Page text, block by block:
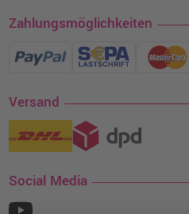
Zahlungsmöglichkeiten
Versand
Social Media